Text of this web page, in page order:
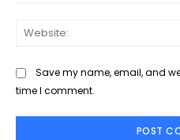
Save my name, email, and
time I comment.